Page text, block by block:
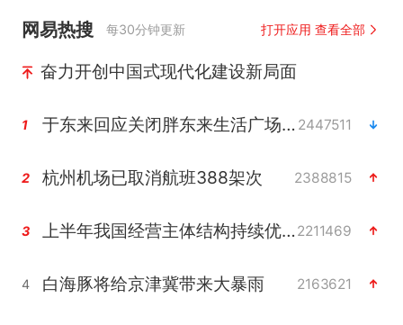
网易热搜 每30分钟更新 打开应用 查看全部
奋力开创中国式现代化建设新局面
1 于东来回应关闭胖东来生活广场店 2447511
2 杭州机场已取消航班388架次 2388815
3 上半年我国经营主体结构持续优化2211469
4 白海豚将给京津冀带来大暴雨 2163621